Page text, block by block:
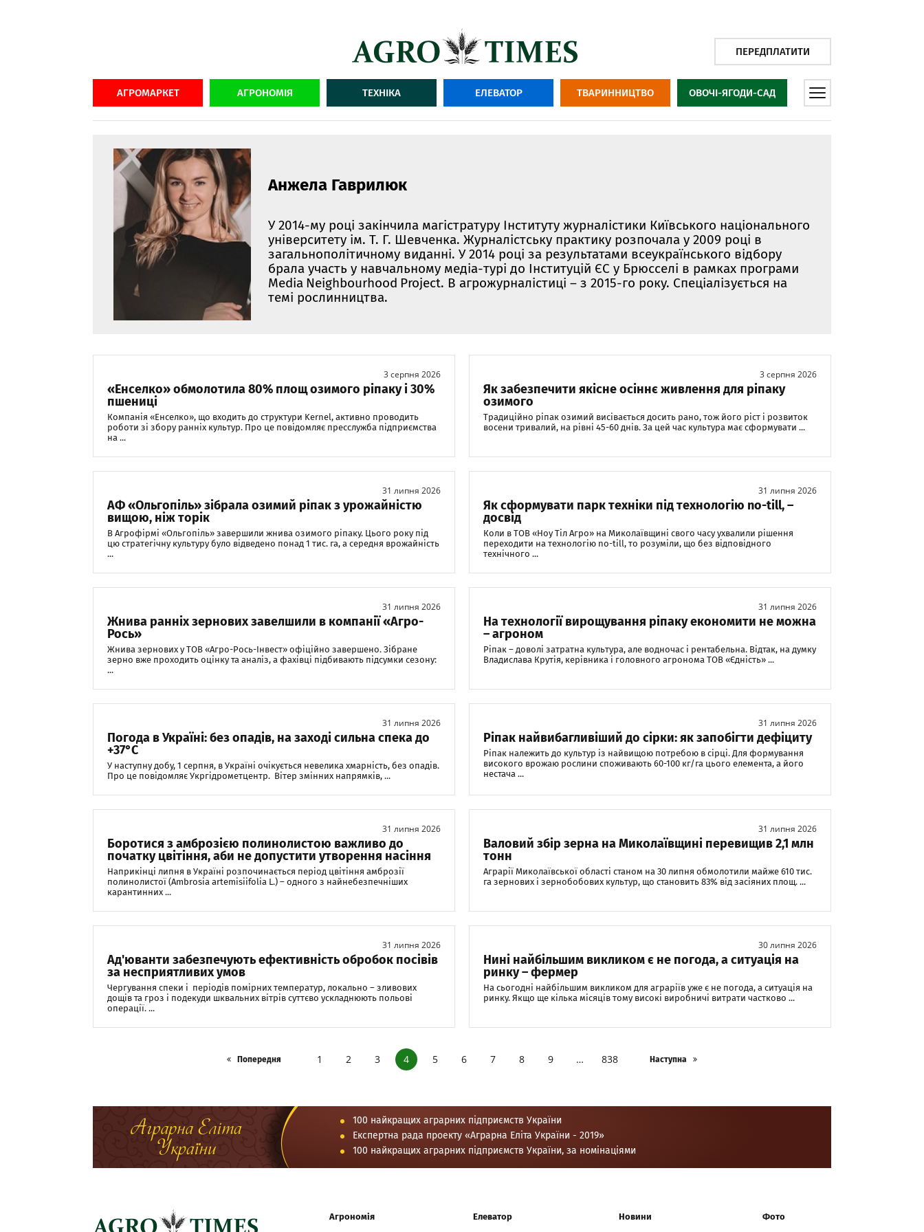
ПЕРЕДПЛАТИТИ
АГРОМАРКЕТ АГРОНОМІЯ ТЕХНІКА ЕЛЕВАТОР ТВАРИННИЦТВО ОВОЧІ-ЯГОДИ-САД
Анжела Гаврилюк
У 2014-му році закінчила магістратуру Інституту журналістики Київського національного
університету ім. Т. Г. Шевченка. Журналістську практику розпочала у 2009 році в
загальнополітичному виданні. У 2014 році за результатами всеукраїнського відбору
брала участь у навчальному медіа-турі до Інституцій ЄС у Брюсселі в рамках програми
Media Neighbourhood Project. В агрожурналістиці – з 2015-го року. Спеціалізується на
темі рослинництва.
3 серпня 2026
«Енселко» обмолотила 80% площ озимого ріпаку і 30%
пшениці
Компанія «Енселко», що входить до структури Kernel, активно проводить
роботи зі збору ранніх культур. Про це повідомляє пресслужба підприємства
на ...
3 серпня 2026
Як забезпечити якісне осіннє живлення для ріпаку
озимого
Традиційно ріпак озимий висівається досить рано, тож його ріст і розвиток
восени тривалий, на рівні 45-60 днів. За цей час культура має сформувати ...
31 липня 2026
АФ «Ольгопіль» зібрала озимий ріпак з урожайністю
вищою, ніж торік
В Агрофірмі «Ольгопіль» завершили жнива озимого ріпаку. Цього року під
цю стратегічну культуру було відведено понад 1 тис. га, а середня врожайність
...
31 липня 2026
Як сформувати парк техніки під технологію no-till, –
досвід
Коли в ТОВ «Ноу Тіл Агро» на Миколаївщині свого часу ухвалили рішення
переходити на технологію no-till, то розуміли, що без відповідного
технічного ...
31 липня 2026
Жнива ранніх зернових завелшили в компанії «Агро-
Рось»
Жнива зернових у ТОВ «Агро-Рось-Інвест» офіційно завершено. Зібране
зерно вже проходить оцінку та аналіз, а фахівці підбивають підсумки сезону:
...
31 липня 2026
На технології вирощування ріпаку економити не можна
– агроном
Ріпак – доволі затратна культура, але водночас і рентабельна. Відтак, на думку
Владислава Крутія, керівника і головного агронома ТОВ «Єдність» ...
31 липня 2026
Погода в Україні: без опадів, на заході сильна спека до
+37°С
У наступну добу, 1 серпня, в Україні очікується невелика хмарність, без опадів.
Про це повідомляє Укргідрометцентр. Вітер змінних напрямків, ...
31 липня 2026
Ріпак найвибагливіший до сірки: як запобігти дефіциту
Ріпак належить до культур із найвищою потребою в сірці. Для формування
високого врожаю рослини споживають 60-100 кг/га цього елемента, а його
нестача ...
31 липня 2026
Боротися з амброзією полинолистою важливо до
початку цвітіння, аби не допустити утворення насіння
Наприкінці липня в Україні розпочинається період цвітіння амброзії
полинолистої (Ambrosia artemisiifolia L.) – одного з найнебезпечніших
карантинних ...
31 липня 2026
Валовий збір зерна на Миколаївщині перевищив 2,1 млн
тонн
Аграрії Миколаївської області станом на 30 липня обмолотили майже 610 тис.
га зернових і зернобобових культур, що становить 83% від засіяних площ. ...
31 липня 2026
Ад'юванти забезпечують ефективність обробок посівів
за несприятливих умов
Чергування спеки і періодів помірних температур, локально – зливових
дощів та гроз і подекуди шквальних вітрів суттєво ускладнюють польові
операції. ...
30 липня 2026
Нині найбільшим викликом є не погода, а ситуація на
ринку – фермер
На сьогодні найбільшим викликом для аграріїв уже є не погода, а ситуація на
ринку. Якщо ще кілька місяців тому високі виробничі витрати частково ...
Попередня 1 2 3 4 5 6 7 8 9 … 838 Наступна
100 найкращих аграрних підприємств України
Експертна рада проекту «Аграрна Еліта України - 2019»
100 найкращих аграрних підприємств України, за номінаціями
Агрономія Елеватор Новини Фото